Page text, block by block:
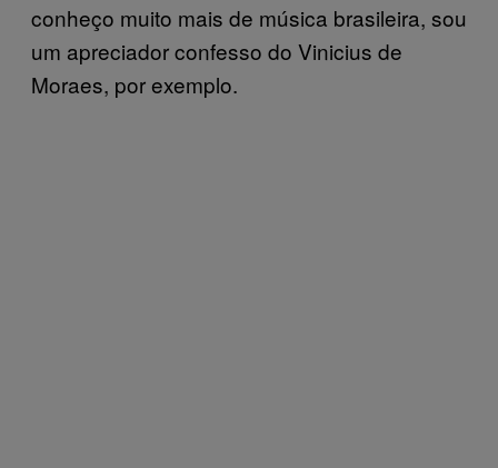
conheço muito mais de música brasileira, sou
um apreciador confesso do Vinicius de
Moraes, por exemplo.